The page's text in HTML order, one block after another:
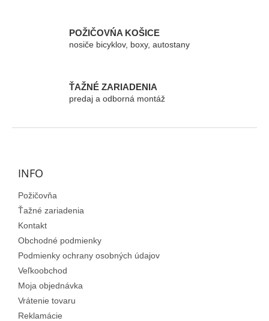
k
y
v
i
s
u
POŽIČOVŃA KOŠICE
nosiče bicyklov, boxy, autostany
ŤAŽNÉ ZARIADENIA
predaj a odborná montáž
Z
INFO
Požičovňa
Ťažné zariadenia
Kontakt
Obchodné podmienky
Podmienky ochrany osobných údajov
Veľkoobchod
Moja objednávka
Vrátenie tovaru
Reklamácie